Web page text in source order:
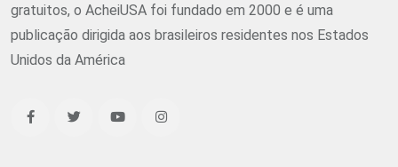
gratuitos, o AcheiUSA foi fundado em 2000 e é uma
publicação dirigida aos brasileiros residentes nos Estados
Unidos da América